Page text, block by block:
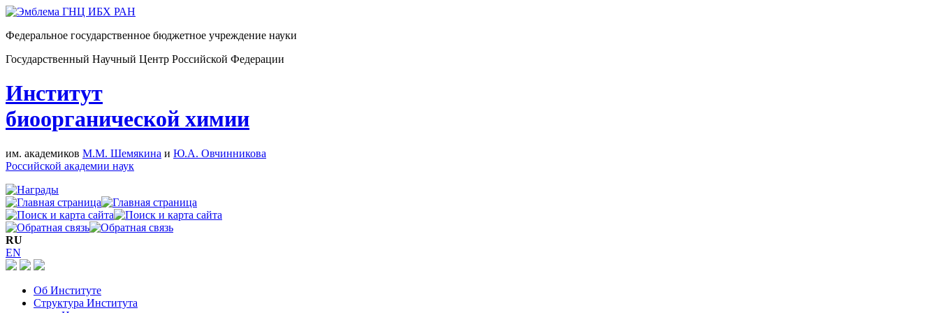
Федеральное государственное бюджетное учреждение науки
Государственный Научный Центр Российской Федерации
Институт
биоорганической химии
им. академиков М.М. Шемякина и Ю.А. Овчинникова
Российской академии наук
RU
EN
Об Институте
Структура Института